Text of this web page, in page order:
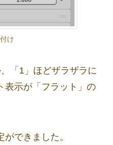
け
「1」ほどザラザラに
表示が「フラット」の
できました。